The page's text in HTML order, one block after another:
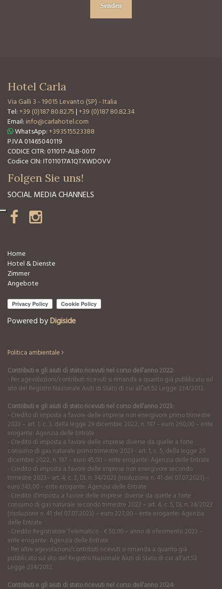
Hotel Carla
Via Galli 3- 19015 Levanto (SP) - Italia
Tel:+39 (0)187 80.82.75|+39 (0)187 80.82.34
Email: info@carlahotel.com
WhatsApp:+393515523388
P.IVA 01465040119
CODICE CITR: 011017-ALB-0017
Codice CIN: IT011017A1QTXWDOVV
Folgen Sie uns!
SOCIAL MEDIA CHANNELS
Home
Hotel & Dienste
Zimmer
Angebote
Powered byDigiside
Politica ambientale
Contributi e gli aiuti di stato ricevuti nel corso dell’anno 2022:
- Per agevolazioni/contributi ricevuti si rimanda a quanto già pubblicato sul
sito del Registro Nazionale Aiuti di Stato di cui all’art.52 Legge 234/2012.
Contributi e gli aiuti di stato ricevuti nel corso dell’anno 2023:
- Credito di imposta a favore delle imprese non energivore primo trimestre
2023 – art. 1, c. 3, della legge 29 dicembre 2022, n. 197 – euro 260,00 – ente
erogante: Agenzia delle Entrate
- Credito di imposta a favore delle imprese diverse da quelle a forte
consumo di gas naturale primo trimestre 2023 - art. 1, c. 5, della legge 29
dicembre 2022, n. 197 – euro 45,00 – ente erogante: Agenzia delle Entrate
- Credito di imposta a favore delle imprese non energivore secondo
trimestre 2023– art. 4, c. 3, DL n. 34/2023 (risoluzione n. 41 del 07.07.2023) –
euro 343,00 – ente erogante: Agenzia delle Entrate
- Credito d’imposta a favore delle imprese diverse da quelle a forte
consumo di gas naturale secondo trimestre 2023 – art. 4, c. 5, DL n. 34/2023
(risoluzione n. 41 del 07.07.2023) – euro 227,00 – ente erogante: Agenzia
delle Entrate
- Credito Registratore Telematico - € 50,00 – anno di riferimento 2023 –
ente erogante: Agenzia delle Entrate
- Per altre agevolazioni/contributi ricevuti si rimanda a quanto già
pubblicato sul sito del Registro Nazionale Aiuti di Stato di cui all’art.52
Legge 234/2012.
Contributi e gli aiuti di stato ricevuti nel corso dell’anno 2024: